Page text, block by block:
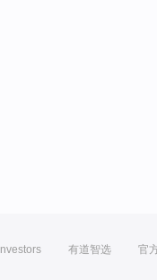
Investors 有道智选 官